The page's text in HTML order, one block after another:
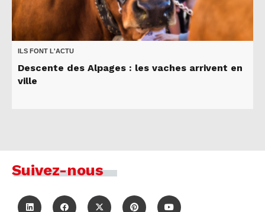
ILS FONT L'ACTU
Descente des Alpages : les vaches arrivent en
ville
Suivez-nous